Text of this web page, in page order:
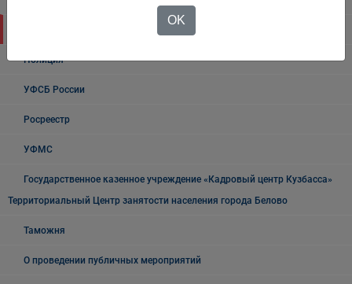
Полиция
УФСБ России
Росреестр
УФМС
Государственное казенное учреждение «Кадровый центр Кузбасса»
Территориальный Центр занятости населения города Белово
Таможня
О проведении публичных мероприятий
OK